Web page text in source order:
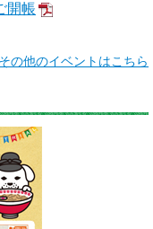
開帳
その他のイベントはこちら